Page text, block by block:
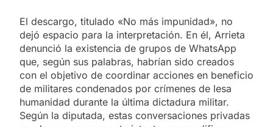
El descargo, titulado «No más impunidad», no
dejó espacio para la interpretación. En él, Arrieta
denunció la existencia de grupos de WhatsApp
que, según sus palabras, habrían sido creados
con el objetivo de coordinar acciones en beneficio
de militares condenados por crímenes de lesa
humanidad durante la última dictadura militar.
Según la diputada, estas conversaciones privadas